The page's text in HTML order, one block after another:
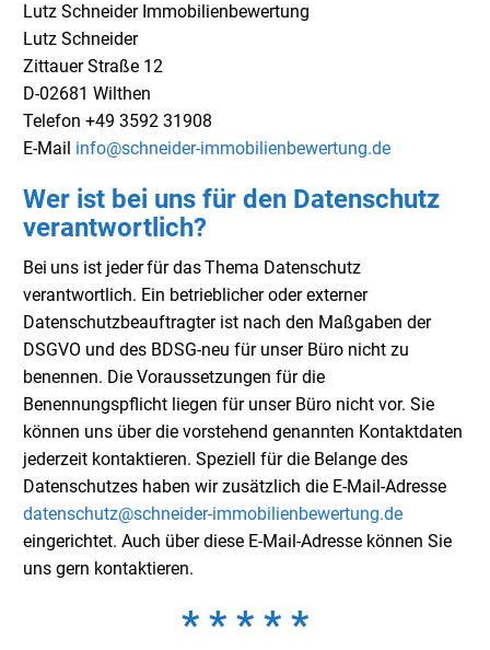
Lutz Schneider Immobilienbewertung
Lutz Schneider
Zittauer Straße 12
D-02681 Wilthen
Telefon +49 3592 31908
E-Mail info@schneider-immobilienbewertung.de
Wer ist bei uns für den Datenschutz
verantwortlich?
Bei uns ist jederfür dasThema Datenschutz
verantwortlich. Ein betrieblicher oder externer
Datenschutzbeauftragter ist nach den Maßgaben der
DSGVO und des BDSG-neu für unser Büro nicht zu
benennen. Die Voraussetzungen für die
Benennungspflicht liegen für unser Büro nicht vor. Sie
können uns über die vorstehend genannten Kontaktdaten
jederzeit kontaktieren. Speziell für die Belange des
Datenschutzes haben wir zusätzlich die E-Mail-Adresse
datenschutz@schneider-immobilienbewertung.de
eingerichtet. Auch über diese E-Mail-Adresse können Sie
uns gern kontaktieren.
* * * * *